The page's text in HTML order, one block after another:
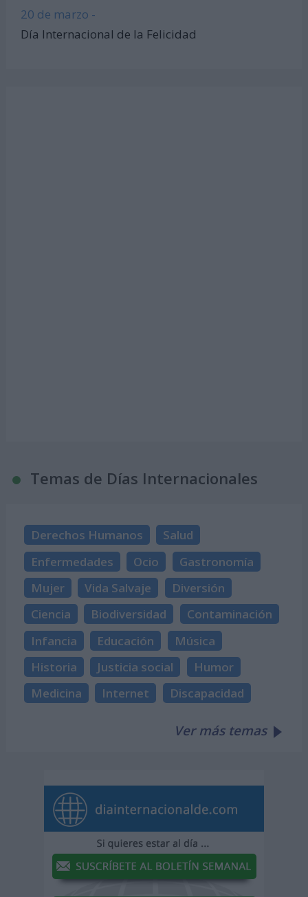
20 de marzo -
Día Internacional de la Felicidad
Temas de Días Internacionales
Derechos Humanos
Salud
Enfermedades
Ocio
Gastronomía
Mujer
Vida Salvaje
Diversión
Ciencia
Biodiversidad
Contaminación
Infancia
Educación
Música
Historia
Justicia social
Humor
Medicina
Internet Discapacidad
Ver más temas